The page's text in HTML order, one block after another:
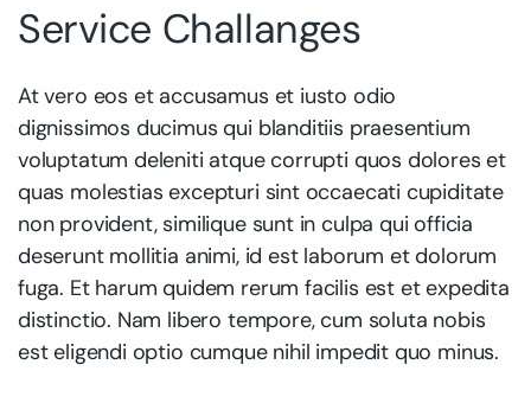
Service Challanges
At vero eos et accusamus et iusto odio
dignissimos ducimus qui blanditiis praesentium
voluptatum deleniti atque corrupti quos dolores et
quas molestias excepturi sint occaecati cupiditate
non provident, similique sunt in culpa qui officia
deserunt mollitia animi, id est laborum et dolorum
fuga. Et harum quidem rerum facilis est et expedita
distinctio. Nam libero tempore, cum soluta nobis
est eligendi optio cumque nihil impedit quo minus.